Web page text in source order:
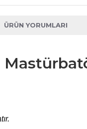
ÜRÜN YORUMLARI